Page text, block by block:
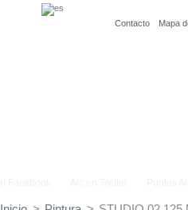
Contacto Mapa